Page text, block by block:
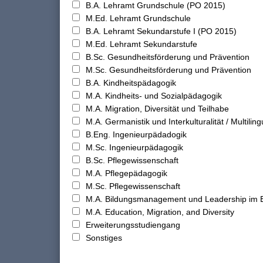
B.A. Lehramt Grundschule (PO 2015)
M.Ed. Lehramt Grundschule
B.A. Lehramt Sekundarstufe I (PO 2015)
M.Ed. Lehramt Sekundarstufe
B.Sc. Gesundheitsförderung und Prävention
M.Sc. Gesundheitsförderung und Prävention
B.A. Kindheitspädagogik
M.A. Kindheits- und Sozialpädagogik
M.A. Migration, Diversität und Teilhabe
M.A. Germanistik und Interkulturalität /
B.Eng. Ingenieurpädadogik
M.Sc. Ingenieurpädagogik
B.Sc. Pflegewissenschaft
M.A. Pflegepädagogik
M.Sc. Pflegewissenschaft
M.A. Bildungsmanagement und Leadership im
M.A. Education, Migration, and Diversity
Erweiterungsstudiengang
Sonstiges